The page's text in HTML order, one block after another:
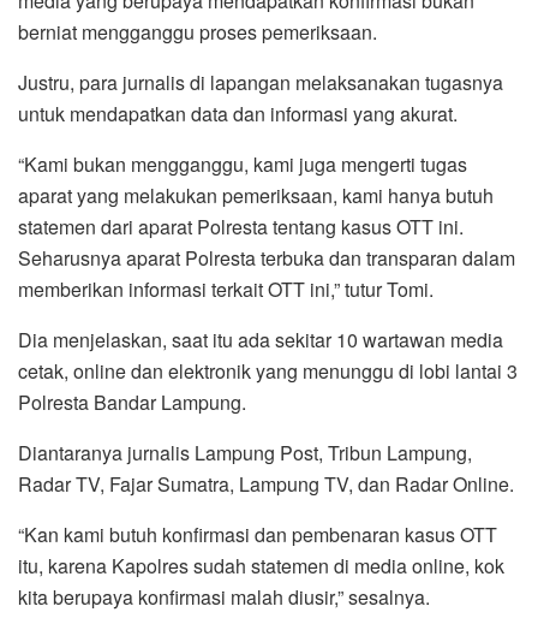
berniat mengganggu proses pemeriksaan.
Justru, para jurnalis di lapangan melaksanakan tugasnya
untuk mendapatkan data dan informasi yang akurat.
“Kami bukan mengganggu, kami juga mengerti tugas
aparat yang melakukan pemeriksaan, kami hanya butuh
statemen dari aparat Polresta tentang kasus OTT ini.
Seharusnya aparat Polresta terbuka dan transparan dalam
memberikan informasi terkait OTT ini,” tutur Tomi.
Dia menjelaskan, saat itu ada sekitar 10 wartawan media
cetak, online dan elektronik yang menunggu di lobi lantai 3
Polresta Bandar Lampung.
Diantaranya jurnalis Lampung Post, Tribun Lampung,
Radar TV, Fajar Sumatra, Lampung TV, dan Radar Online.
“Kan kami butuh konfirmasi dan pembenaran kasus OTT
itu, karena Kapolres sudah statemen di media online, kok
kita berupaya konfirmasi malah diusir,” sesalnya.